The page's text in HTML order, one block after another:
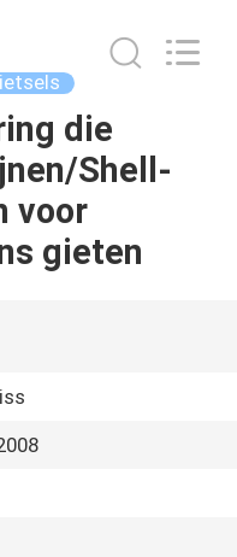
die
Shell-
voor
gieten